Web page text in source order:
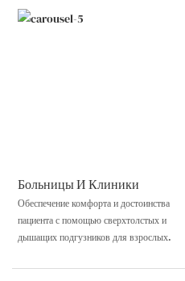
Больницы И Клиники
Обеспечение комфорта и достоинства
пациента с помощью сверхтолстых и
дышащих подгузников для взрослых.